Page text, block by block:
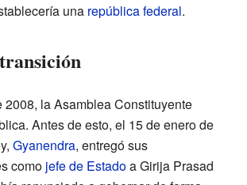
una república federal.
2008, la Asamblea Constituyente
Antes de esto, el 15 de enero de
Gyanendra, entregó sus
como jefe de Estadoa Girija Prasad